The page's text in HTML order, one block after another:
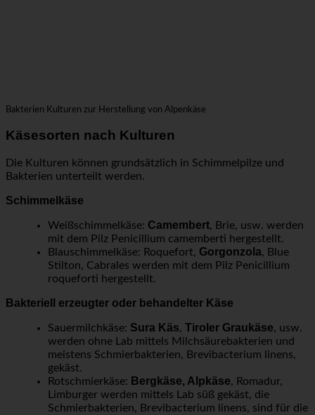
Bakterien Kulturen zur Herstellung von Alpenkäse
Käsesorten nach Kulturen
Die Kulturen können grundsätzlich in Schimmelpilze und
Bakterien unterteilt werden.
Schimmelkäse
Weißschimmelkäse: Camembert, Brie, usw. werden
mit dem Pilz Penicillium camemberti hergestellt.
Blauschimmelkäse: Roquefort, Gorgonzola, Blue
Stilton, Cabrales werden mit dem Pilz Penicillium
roqueforti hergestellt.
Bakteriell erzeugter oder behandelter Käse
Sauermilchkäse: Sura Käs, Tiroler Graukäse, usw.
werden ohne Lab mittels Milchsäurebakterien und
meistens Schmierbakterien, Brevibacterium linens,
gekäst.
Rotschmierkäse: Bergkäse, Alpkäse, Romadur,
Limburger werden mittels Lab süß gekäst, die
Schmierbakterien, Brevibacterium linens, sind für die